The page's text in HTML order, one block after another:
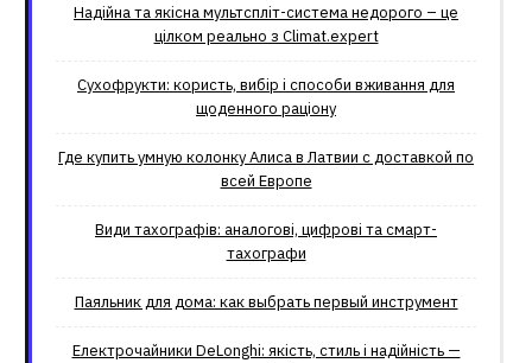
Надійна та якісна мультспліт-система недорого – це
цілком реально з Climat.еxpert
Сухофрукти: користь, вибір і способи вживання для
щоденного раціону
Где купить умную колонку Алиса в Латвии с доставкой по
всей Европе
Види тахографів: аналогові, цифрові та смарт-
тахографи
Паяльник для дома: как выбрать первый инструмент
Електрочайники DeLonghi: якість, стиль і надійність —